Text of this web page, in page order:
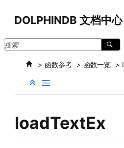
DOLPHINDB 文档中心
函数参考 函数一览 L
loadTextEx